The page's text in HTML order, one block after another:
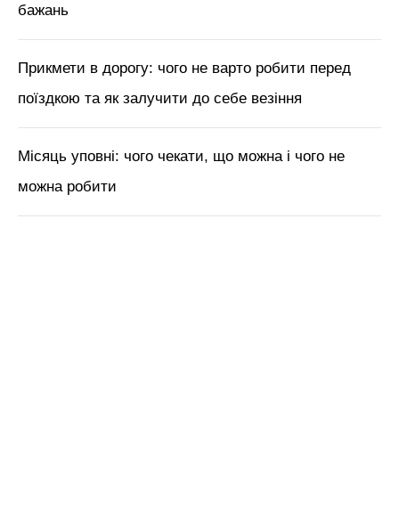
бажань
Прикмети в дорогу: чого не варто робити перед
поїздкою та як залучити до себе везіння
Місяць уповні: чого чекати, що можна і чого не
можна робити